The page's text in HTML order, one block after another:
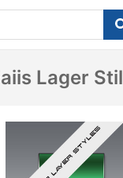
Lager Stil